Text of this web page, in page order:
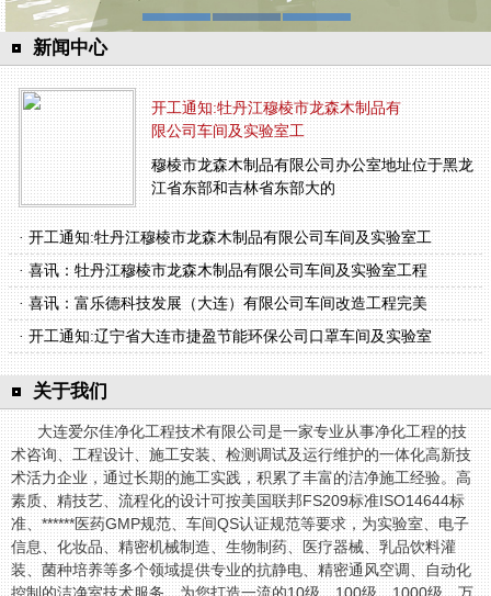
新闻中心
开工通知:牡丹江穆棱市龙森木制品有
限公司车间及实验室工
穆棱市龙森木制品有限公司办公室地址位于黑龙
江省东部和吉林省东部大的
· 开工通知:牡丹江穆棱市龙森木制品有限公司车间及实验室工
· 喜讯：牡丹江穆棱市龙森木制品有限公司车间及实验室工程
· 喜讯：富乐德科技发展（大连）有限公司车间改造工程完美
· 开工通知:辽宁省大连市捷盈节能环保公司口罩车间及实验室
关于我们
大连爱尔佳净化工程技术有限公司是一家专业从事净化工程的技
术咨询、工程设计、施工安装、检测调试及运行维护的一体化高新技
术活力企业，通过长期的施工实践，积累了丰富的洁净施工经验。高
素质、精技艺、流程化的设计可按美国联邦FS209标准ISO14644标
准、******医药GMP规范、车间QS认证规范等要求，为实验室、电子
信息、化妆品、精密机械制造、生物制药、医疗器械、乳品饮料灌
装、菌种培养等多个领域提供专业的抗静电、精密通风空调、自动化